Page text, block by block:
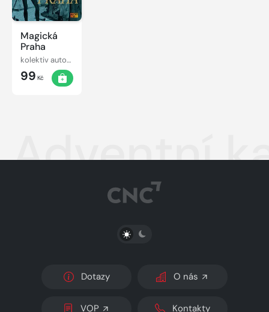
Magická
Praha
kolektiv autorů
99 Kč
Adventní
PŘEPNOUT SVĚTLÝ/TMAVÝ REŽIM
Dotazy O nás
VOP Kontakty